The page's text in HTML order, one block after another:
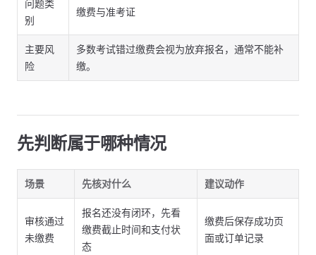
问题类
别
缴费与准考证
主要风
险
多数考试错过缴费会视为放弃报名，通常不能补
缴。
先判断属于哪种情况
场景 先核对什么 建议动作
审核通过
未缴费
报名还没有闭环，先看
缴费截止时间和支付状
态
缴费后保存成功页
面或订单记录